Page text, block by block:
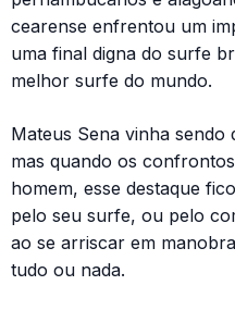
cearense enfrentou um
uma final digna do surfe
melhor surfe do mundo.
Mateus Sena vinha sendo
mas quando os
homem, esse destaque
pelo seu surfe, ou pelo
ao se arriscar em
tudo ou nada.